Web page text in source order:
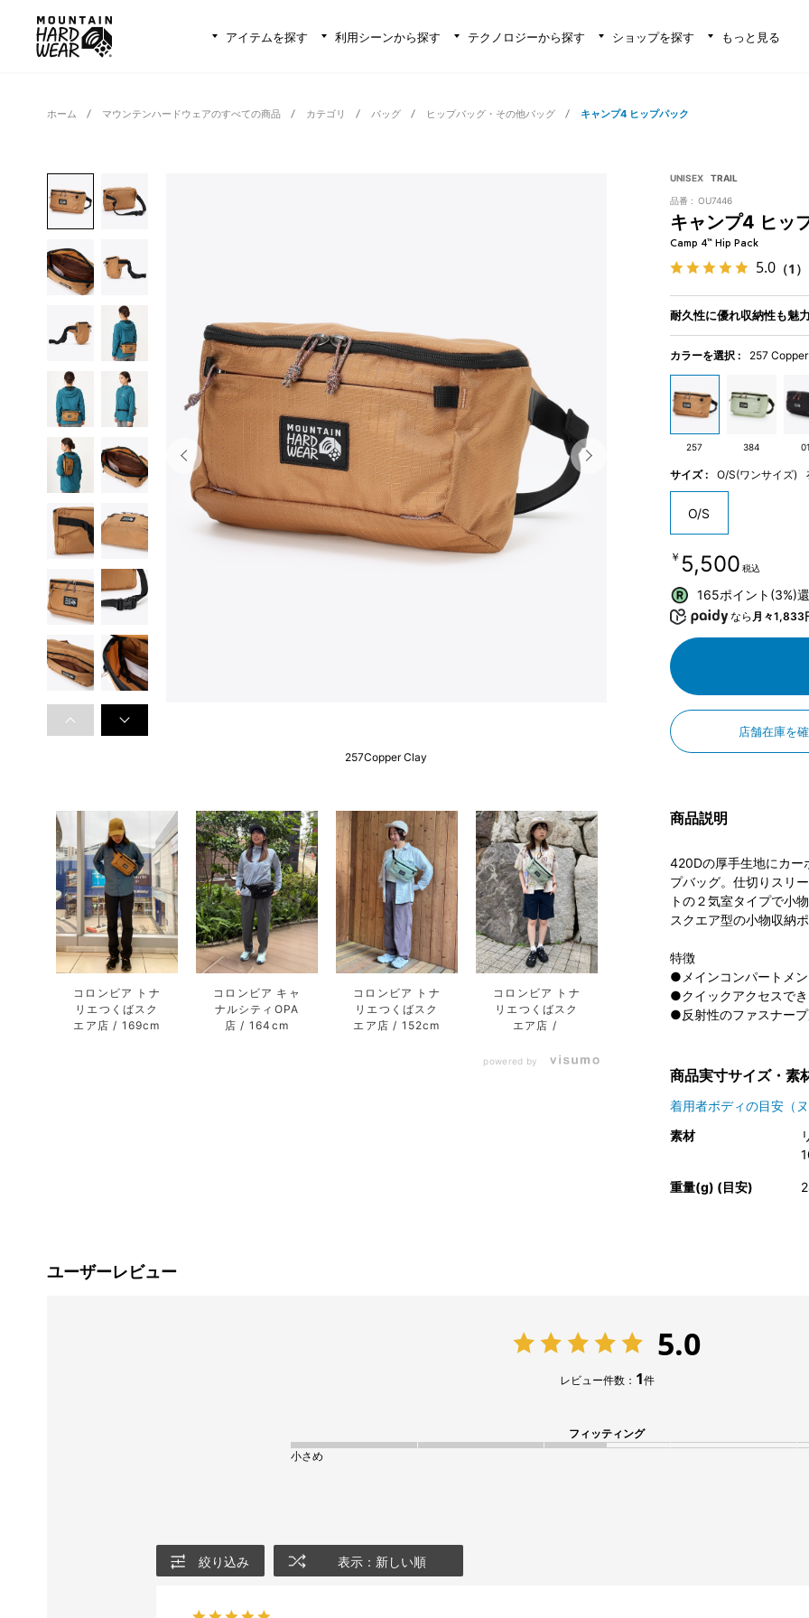
アイテムを探す 利用シーンから探す テクノロジーから探す ショップを探す もっと見る
ホーム マウンテンハードウェアのすべての商品 カテゴリ バッグ ヒップバッグ・その他バッグ キャンプ4 ヒップパック
257Copper Clay
コロンビア トナ
リエつくばスク
エア店
169cm
コロンビア キャ
ナルシティOPA
店
164cm
コロンビア トナ
リエつくばスク
エア店
152cm
コロンビア トナ
リエつくばスク
エア店
powered by
UNISEX TRAIL
品番 : OU7446
キャンプ4 ヒッ
Camp 4™ Hip Pack
5.0（1）
耐久性に優れ収納性も魅
カラーを選択 : 257
257 384
サイズ : O/S(ワンサイズ)
O/S
￥5,500 税込
165ポイント(3%)
なら 月々1,833
店舗在庫を
商品説明
420Dの厚手生地にカー
プバッグ。仕切りスリ
トの２気室タイプで小
スクエア型の小物収納
特徴
●メインコンパートメ
●クイックアクセスで
●反射性のファスナー
商品実寸サイズ・素
着用者ボディの目安（
素材
重量(g) (目安)
ユーザーレビュー
5.0
レビュー件数： 1件
フィッティング
小さめ
絞り込み 表示：新しい順